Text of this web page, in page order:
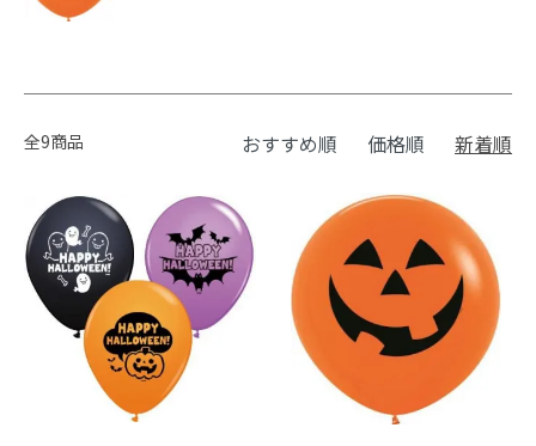
全9商品 おすすめ順 価格順 新着順